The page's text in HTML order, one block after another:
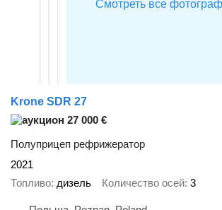
Krone SDR 27
27 000 €
Полуприцеп рефрижератор
2021
Топливо дизель Количество осей 3